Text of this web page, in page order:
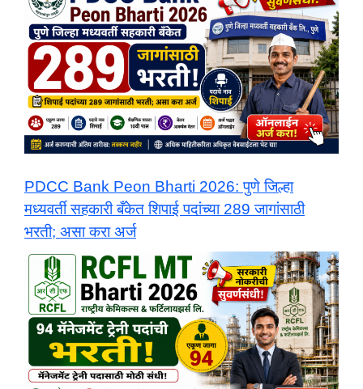
PDCC Bank Peon Bharti 2026: पुणे जिल्हा
मध्यवर्ती सहकारी बँकेत शिपाई पदांच्या 289 जागांसाठी
भरती; असा करा अर्ज